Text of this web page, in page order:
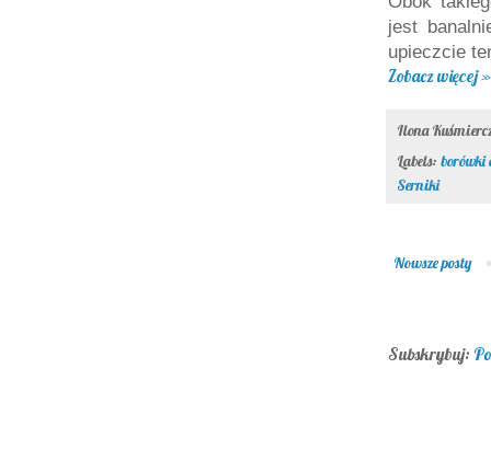
jest
upieczcie
Zobacz więcej »
Ilona
Labels: borówki
Serniki
Nowsze posty
Subskrybuj: